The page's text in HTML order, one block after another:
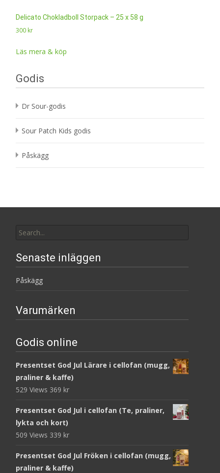
Delicato Chokladboll Storpack – 25 x 58 g
300 kr
Läs mera & köp
Godis
Dr Sour-godis
Sour Patch Kids godis
Påskägg
for:
Senaste inläggen
Påskägg
Varumärken
Godis online
Presentset God Jul Lärare i cellofan (mugg,
praliner & kaffe)
529 Views 369 kr
Presentset God Jul i cellofan (Te, praliner,
lykta och kort)
509 Views 339 kr
Presentset God Jul Fröken i cellofan (mugg,
praliner & kaffe)